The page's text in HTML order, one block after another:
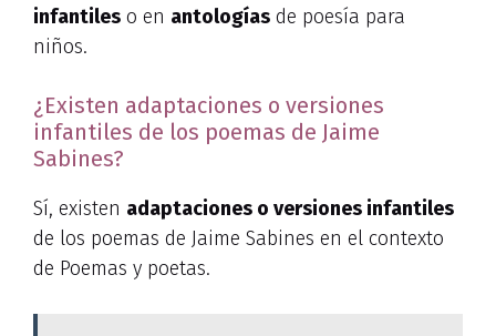
infantiles o en antologías de poesía para
niños.
¿Existen adaptaciones o versiones
infantiles de los poemas de Jaime
Sabines?
Sí, existen adaptaciones o versiones infantiles
de los poemas de Jaime Sabines en el contexto
de Poemas y poetas.